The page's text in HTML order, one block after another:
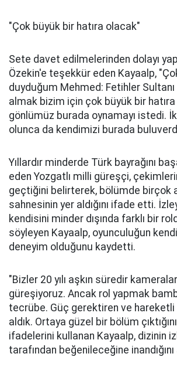
"Çok büyük bir hatıra olacak"
Sete davet edilmelerinden dolayı
Özekin'e teşekkür eden Kayaalp,
duyduğum Mehmed: Fetihler Sultanı
almak bizim için çok büyük bir
gönlümüz burada oynamayı istedi.
olunca da kendimizi burada
Yıllardır minderde Türk bayrağını
eden Yozgatlı milli güreşçi,
geçtiğini belirterek, bölümde birçok
sahnesinin yer aldığını ifade etti.
kendisini minder dışında farklı bir
söyleyen Kayaalp, oyunculuğun
deneyim olduğunu kaydetti.
"Bizler 20 yılı aşkın süredir
güreşiyoruz. Ancak rol yapmak
tecrübe. Güç gerektiren ve hareketli
aldık. Ortaya güzel bir bölüm
ifadelerini kullanan Kayaalp, dizinin
tarafından beğenileceğine